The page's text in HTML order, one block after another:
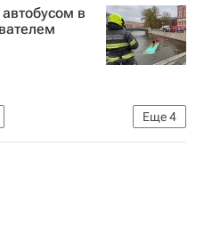
в
Еще4
Санкт-Петербургский государственный университет